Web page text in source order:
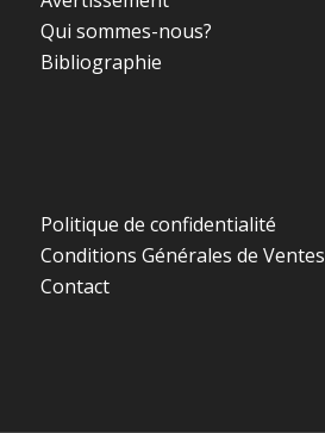
Qui sommes-nous?
Bibliographie
Politique de confidentialité
Conditions Générales de Ventes
Contact